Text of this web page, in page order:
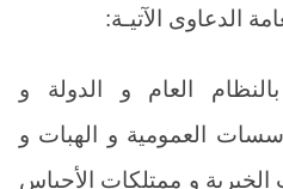
الدعاوى الآتيـة:
بالنظام العام و الدولة و
العمومية و الهبات و
الخيرية و ممتلكات الأحباس